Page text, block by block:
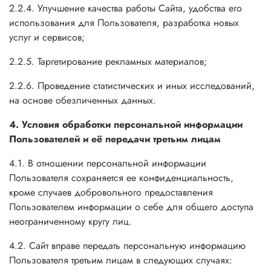
2.2.4. Улучшение качества работы Сайта, удобства его
использования для Пользователя, разработка новых
услуг и сервисов;
2.2.5. Таргетирование рекламных материалов;
2.2.6. Проведение статистических и иных исследований,
на основе обезличенных данных.
4. Условия обработки персональной информации
Пользователей и её передачи третьим лицам
4.1. В отношении персональной информации
Пользователя сохраняется ее конфиденциальность,
кроме случаев добровольного предоставления
Пользователем информации о себе для общего доступа
неограниченному кругу лиц.
4.2. Сайт вправе передать персональную информацию
Пользователя третьим лицам в следующих случаях: